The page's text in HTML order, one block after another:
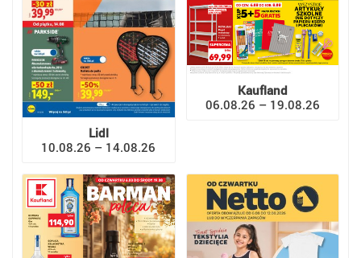
Lidl
10.08.26 – 14.08.26
Kaufland
06.08.26 – 19.08.26